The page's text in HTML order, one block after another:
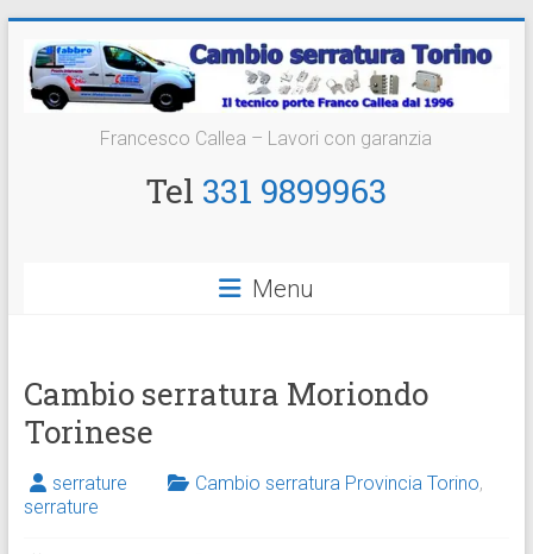
contenuto
Cambio
Serratura
Francesco Callea – Lavori con garanzia
Tel 331 9899963
Menu
Cambio serratura Moriondo
Torinese
serrature Cambio serratura Provincia Torino,
serrature